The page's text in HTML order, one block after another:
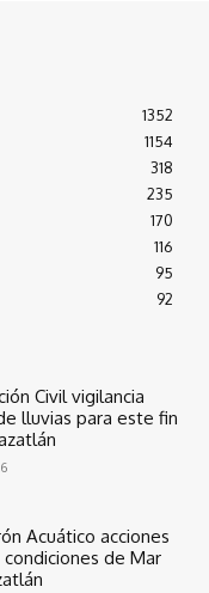
1352
1154
318
235
170
116
95
92
Civil vigilancia
lluvias para este fin
Acuático acciones
de Mar